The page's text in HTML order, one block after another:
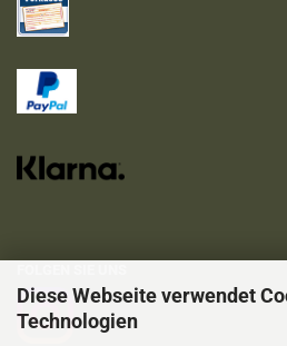
Diese Webseite verwendet
Technologien